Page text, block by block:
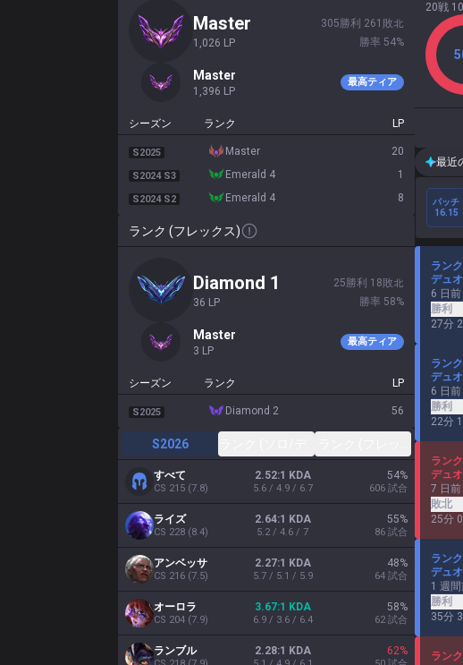
master
1,026 LP
305 勝利 261 敗北
勝率 54%
master
1,396 LP
最高ティア
シーズン ランク LP
S2025 master 20
S2024 S3 emerald 4 1
S2024 S2 emerald 4 8
ランク (フレックス)
diamond 1
36 LP
25 勝利 18 敗北
勝率 58%
master
3 LP
最高ティア
シーズン ランク LP
S2025 diamond 2 56
S2026 ランク (フレックス)
すべて
CS 215 (7.8)
2.52:1 KDA
5.6 / 4.9 / 6.7
54%
606 試合
ライズ
CS 228 (8.4)
2.64:1 KDA
5.2 / 4.6 / 7
55%
86 試合
アンベッサ
CS 216 (7.5)
2.27:1 KDA
5.7 / 5.1 / 5.9
48%
64 試合
オーロラ
CS 204 (7.9)
3.67:1 KDA
6.9 / 3.6 / 6.4
58%
62 試合
ランブル 2.28:1 KDA 62%
20戦
最近
パッチ
16.15
ラン
デュ
6 日前
勝利
27分
ラン
デュ
6 日前
勝利
22分
ラン
デュ
7 日前
敗北
25分
ラン
デュ
1 週
勝利
35分
ラン